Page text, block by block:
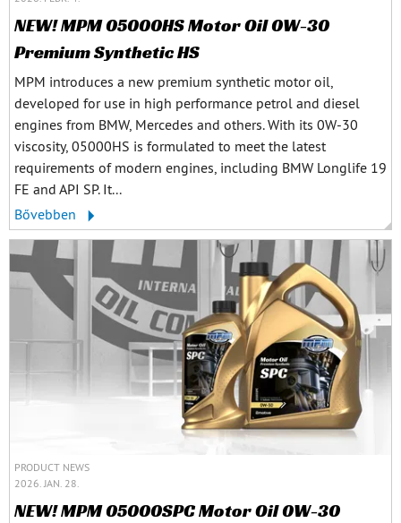
NEW! MPM 05000HS Motor Oil 0W-30
Premium Synthetic HS
MPM introduces a new premium synthetic motor oil,
developed for use in high performance petrol and diesel
engines from BMW, Mercedes and others. With its 0W-30
viscosity, 05000HS is formulated to meet the latest
requirements of modern engines, including BMW Longlife 19
FE and API SP. It...
Bővebben
PRODUCT NEWS
2026. JAN. 28.
NEW! MPM 05000SPC Motor Oil 0W-30